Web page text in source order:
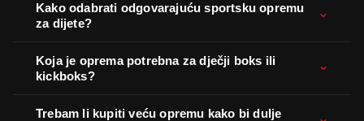
Kako odabrati odgovarajuću sportsku opremu
za dijete?
Koja je oprema potrebna za dječji boks ili
kickboks?
Trebam li kupiti veću opremu kako bi dulje